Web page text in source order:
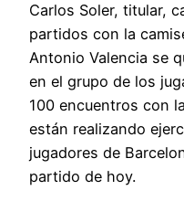
Carlos Soler, titular,
partidos con la
Antonio Valencia se
en el grupo de los
100 encuentros con
están realizando
jugadores de
partido de hoy.